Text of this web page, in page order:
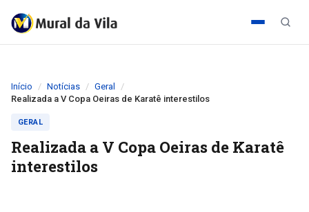
Início Notícias
Geral
Realizada a V Copa Oeiras de Karatê interestilos
GERAL
Realizada a V Copa Oeiras de Karatê
interestilos